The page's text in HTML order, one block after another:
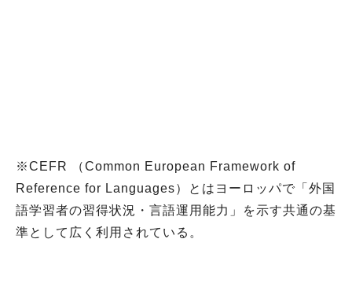
※CEFR （Common European Framework of
Reference for Languages）とはヨーロッパで「外国
語学習者の習得状況・言語運用能力」を示す共通の基
準として広く利用されている。